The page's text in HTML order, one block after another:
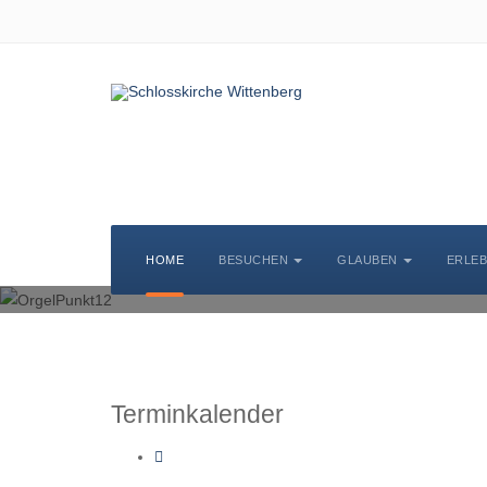
HOME BESUCHEN GLAUBEN
Terminkalender